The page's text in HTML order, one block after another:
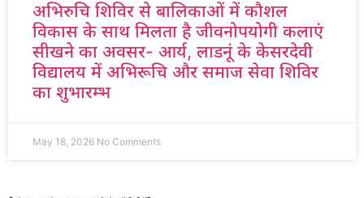
अभिरुचि शिविर से बालिकाओं में कौशल
विकास के साथ मिलता है जीवनोपयोगी कलाएं
सीखने का अवसर- आर्य, लाडनूं के केसरदेवी
विद्यालय में अभिरूचि और समाज सेवा शिविर
का शुभारम्भ
May 18, 2026 No Comments